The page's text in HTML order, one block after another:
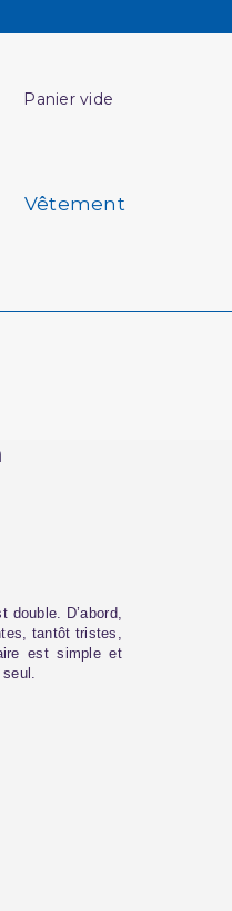
Panier vide
Vêtement
D’abord,
tantôt tristes,
est simple et